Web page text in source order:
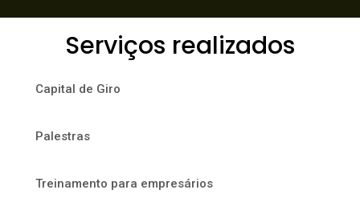
Serviços realizados
Capital de Giro
Palestras
Treinamento para empresários